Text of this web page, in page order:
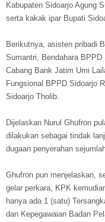
Kabupaten Sidoarjo Agung
serta kakak ipar Bupati
Berikutnya, asisten pribadi
Sumantri, Bendahara
Cabang Bank Jatim Umi
Fungsional BPPD Sidoarjo
Sidoarjo Tholib.
Dijelaskan Nurul Ghufron
dilakukan sebagai tindak
dugaan penyerahan
Ghufron pun menjelaskan,
gelar perkara, KPK
hanya ada 1 (satu)
dan Kepegawaian Badan